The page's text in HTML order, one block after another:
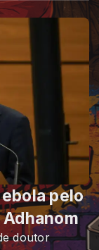
pelo
doutor